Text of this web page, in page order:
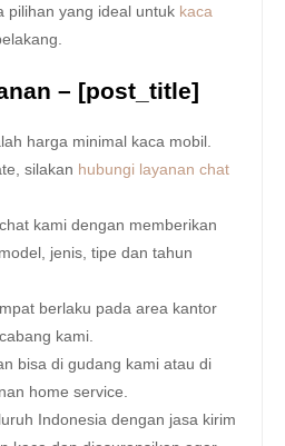
pilihan yang ideal untuk kaca
– [post_title]
harga minimal kaca mobil.
silakan hubungi layanan chat
kami dengan memberikan
jenis, tipe dan tahun
berlaku pada area kantor
kami.
bisa di gudang kami atau di
home service.
Indonesia dengan jasa kirim